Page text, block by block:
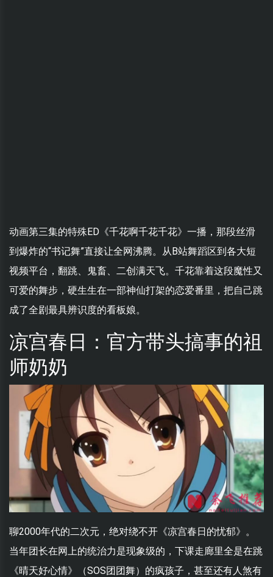
动画第三集的特殊ED《千花啊千花千花》一播，那段丝滑
到爆炸的“书记舞”直接让全网沸腾。从B站舞蹈区到各大短
视频平台，翻跳、鬼畜、二创满天飞。千花靠着这段魔性又
可爱的舞步，硬生生在一部神仙打架的恋爱番里，把自己跳
成了全剧最具辨识度的看板娘。
凉宫春日：官方带头搞事的祖
师奶奶
聊2000年代的二次元，绝对绕不开《凉宫春日的忧郁》。
当年团长在网上的统治力是现象级的，下课走廊里全是在跳
《晴天好心情》（SOS团团舞）的疯孩子，甚至还有人煞有